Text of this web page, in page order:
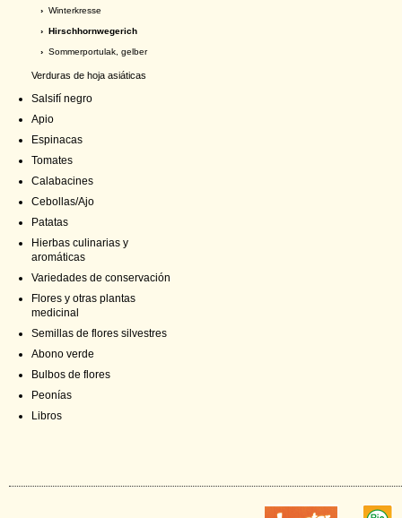
› Winterkresse
› Hirschhornwegerich
› Sommerportulak, gelber
Verduras de hoja asiáticas
Salsifí negro
Apio
Espinacas
Tomates
Calabacines
Cebollas/Ajo
Patatas
Hierbas culinarias y
aromáticas
Variedades de conservación
Flores y otras plantas
medicinal
Semillas de flores silvestres
Abono verde
Bulbos de flores
Peonías
Libros